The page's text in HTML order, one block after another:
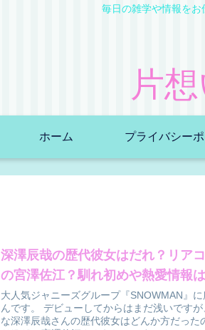
毎日の雑学や情報をお
片
ホーム プライバシー
深澤辰哉の歴代彼女はだれ？リア
の宮澤佐江？馴れ初めや熱愛情報
大人気ジャニーズグループ『SNOWMAN』
んです。 デビューしてからはまだ浅いです
な深澤辰哉さんの歴代彼女はどんか方だった